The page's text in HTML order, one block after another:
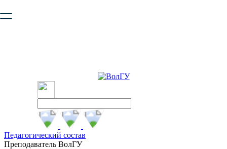
безопасную работу с сайтом. Пожалуйста
Педагогический состав
Преподаватель ВолГУ